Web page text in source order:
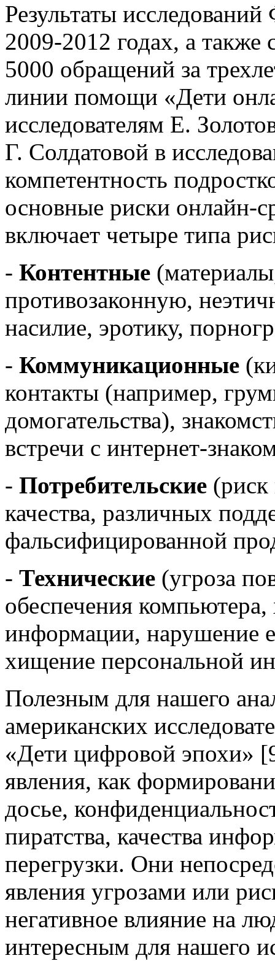
Результаты
2009-2012 годах, а также
5000 обращений за
линии помощи «Дети
исследователям Е.
Г. Солдатовой в
компетентность
основные риски онлайн-
включает четыре типа
- Контентные
противозаконную,
насилие, эротику,
- Коммуникационные
контакты (например,
домогательства),
встречи с интернет-
- Потребительские (риск
качества, различных
фальсифицированной
- Технические (угроза
обеспечения
информации, нарушение
хищение персональной
Полезным для нашего
американских
«Дети цифровой эпохи»
явления, как
досье,
пиратства, качества
перегрузки. Они
явления угрозами или
негативное влияние на
интересным для нашего